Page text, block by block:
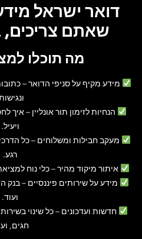
דואר ישראל
שאתם
מה תוכלו
מידע מקיף על סניפי הדואר–
הנחיות לזימון תור אונליין – איך
ויעיל.
מעקב חבילות ומשלוחים – כל
רגע.
איתור מיקוד מהיר– כלי נוח
מידע על שירותים פיננסיים – בנק
ועוד.
חדשות ועדכונים – כל שינוי
חגים,